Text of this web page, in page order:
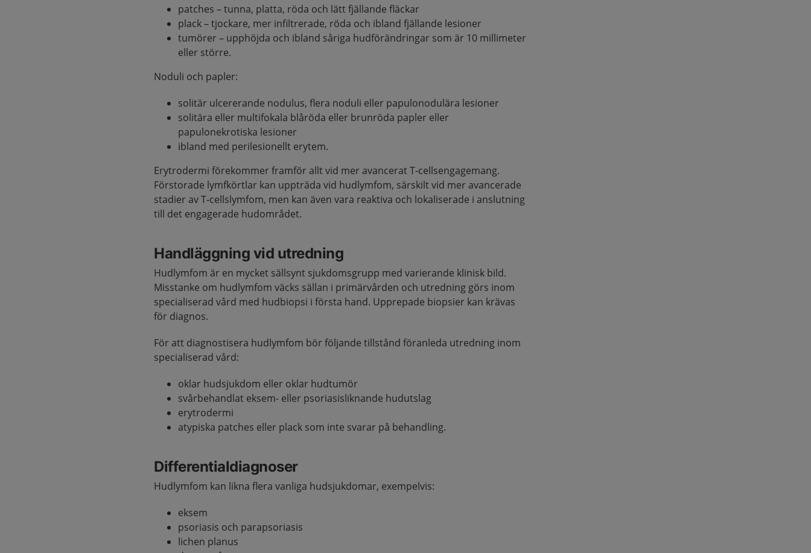
patches – tunna, platta, röda och lätt fjällande fläckar
plack – tjockare, mer infiltrerade, röda och ibland fjällande lesioner
tumörer – upphöjda och ibland såriga hudförändringar som är 10 millimeter
eller större.
Noduli och papler:
solitär ulcererande nodulus, flera noduli eller papulonodulära lesioner
solitära eller multifokala blåröda eller brunröda papler eller
papulonekrotiska lesioner
ibland med perilesionellt erytem.
Erytrodermi förekommer framför allt vid mer avancerat T‑cellsengagemang.
Förstorade lymfkörtlar kan uppträda vid hudlymfom, särskilt vid mer avancerade
stadier av T‑cellslymfom, men kan även vara reaktiva och lokaliserade i anslutning
till det engagerade hudområdet.
Handläggning vid utredning
Hudlymfom är en mycket sällsynt sjukdomsgrupp med varierande klinisk bild.
Misstanke om hudlymfom väcks sällan i primärvården och utredning görs inom
specialiserad vård med hudbiopsi i första hand. Upprepade biopsier kan krävas
för diagnos.
För att diagnostisera hudlymfom bör följande tillstånd föranleda utredning inom
specialiserad vård:
oklar hudsjukdom eller oklar hudtumör
svårbehandlat eksem- eller psoriasisliknande hudutslag
erytrodermi
atypiska patches eller plack som inte svarar på behandling.
Differentialdiagnoser
Hudlymfom kan likna flera vanliga hudsjukdomar, exempelvis:
eksem
psoriasis och parapsoriasis
lichen planus